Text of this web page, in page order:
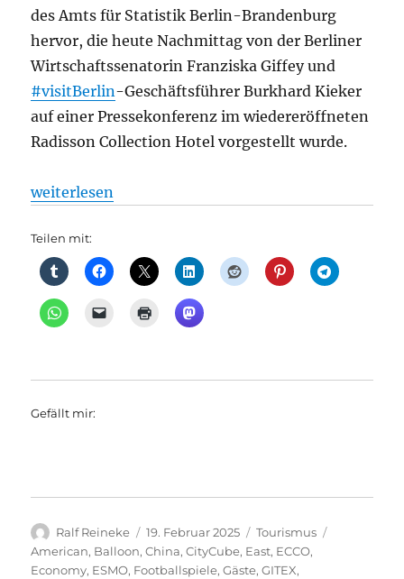
des Amts für Statistik Berlin-Brandenburg
hervor, die heute Nachmittag von der Berliner
Wirtschaftssenatorin Franziska Giffey und
#visitBerlin-Geschäftsführer Burkhard Kieker
auf einer Pressekonferenz im wiedereröffneten
Radisson Collection Hotel vorgestellt wurde.
„Tourismus: Positive Bilanz 2024: Berlin zählt
weiterlesen
Teilen mit:
Gefällt mir:
Autor
Ralf Reineke
Veröffentlicht
am
19. Februar 2025 Kategorien
Tourismus
American, Balloon,China,CityCube, East, ECCO,
Economy, ESMO, Footballspiele,Gäste,GITEX,